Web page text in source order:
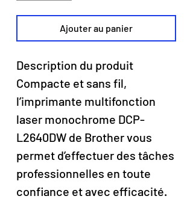
Ajouter au panier
Description du produit
Compacte et sans fil,
l’imprimante multifonction
laser monochrome DCP-
L2640DW de Brother vous
permet d’effectuer des tâches
professionnelles en toute
confiance et avec efficacité.